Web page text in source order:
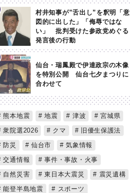
村井知事が”舌出し”を釈明「意
図的に出した」「侮辱ではな
い」 批判受けた参政党めぐる
発言後の行動
仙台・瑞鳳殿で伊達政宗の木像
を特別公開 仙台七夕まつりに
合わせて
熊本地震 地震 津波
宮城県
衆院選2026
クマ
旧優生保護法
防災
仙台市
気象情報
交通情報
事件・事故・火事
自然災害
東日本大震災
震災遺構
能登半島地震
スポーツ